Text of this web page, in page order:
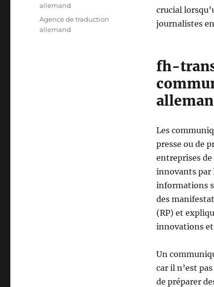
crucial
journalistes
fh-
Les
presse ou de
entreprises
innovants par
informations
des
(RP) et
innovations
Un
car il n’est
de préparer
allemand
Schlagwörter
Agence de traduction
allemand